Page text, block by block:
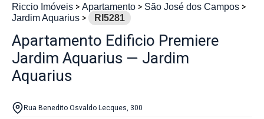
Riccio Imóveis Apartamento
São José dos Campos
Jardim Aquarius
RI5281
Apartamento Edificio Premiere
Jardim Aquarius — Jardim
Aquarius
Rua Benedito Osvaldo Lecques, 300